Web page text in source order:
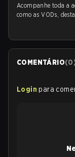
Acompanhe toda a
como as VODs,
COMENTÁRIO(0
Login para